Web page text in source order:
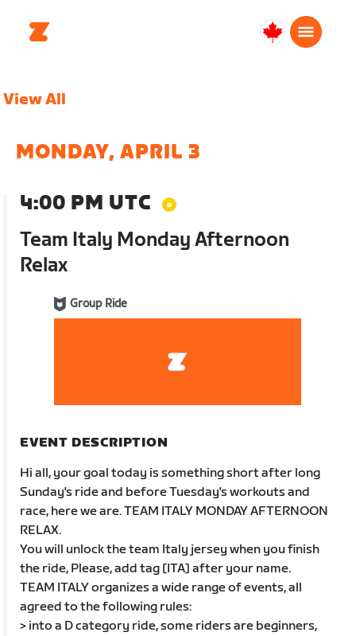
Canada
View All
MONDAY, APRIL 3
4:00 PM UTC
Team Italy Monday Afternoon
Relax
Group Ride
EVENT DESCRIPTION
Hi all, your goal today is something short after long
Sunday's ride and before Tuesday's workouts and
race, here we are. TEAM ITALY MONDAY AFTERNOON
RELAX.
You will unlock the team Italy jersey when you finish
the ride, Please, add tag [ITA] after your name.
TEAM ITALY organizes a wide range of events, all
agreed to the following rules:
> into a D category ride, some riders are beginners,